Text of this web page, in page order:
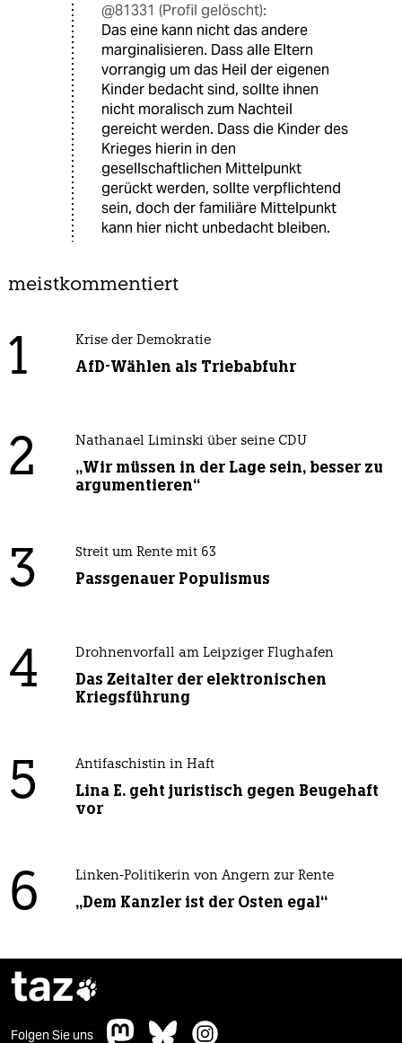
@81331 (Profil gelöscht):
Das eine kann nicht das andere
marginalisieren. Dass alle Eltern
vorrangig um das Heil der eigenen
Kinder bedacht sind, sollte ihnen
nicht moralisch zum Nachteil
gereicht werden. Dass die Kinder des
Krieges hierin in den
gesellschaftlichen Mittelpunkt
gerückt werden, sollte verpflichtend
sein, doch der familiäre Mittelpunkt
kann hier nicht unbedacht bleiben.
meistkommentiert
1 Krise der Demokratie
AfD-Wählen als Triebabfuhr
2 Nathanael Liminski über seine CDU
„Wir müssen in der Lage sein, besser zu
argumentieren“
3 Streit um Rente mit 63
Passgenauer Populismus
4 Drohnenvorfall am Leipziger Flughafen
Das Zeitalter der elektronischen
Kriegsführung
5 Antifaschistin in Haft
Lina E. geht juristisch gegen Beugehaft
vor
6 Linken-Politikerin von Angern zur Rente
„Dem Kanzler ist der Osten egal“
taz
Folgen Sie uns